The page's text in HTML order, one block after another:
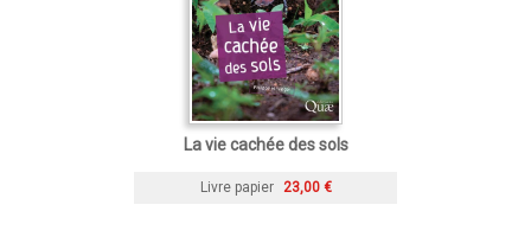
La vie cachée des sols
Livre papier 23,00 €